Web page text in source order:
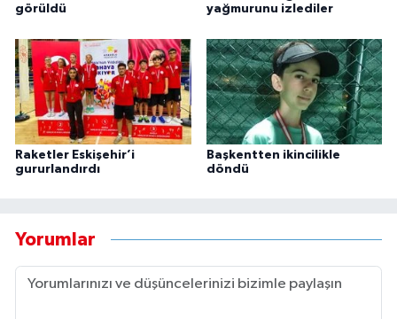
görüldü
yağmurunu izlediler
Raketler Eskişehir’i
gururlandırdı
Başkentten ikincilikle
döndü
Yorumlar